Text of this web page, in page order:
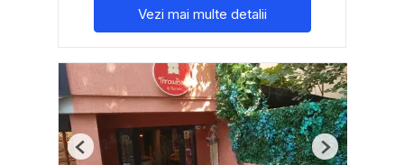
Vezi mai multe detalii
Previous Next